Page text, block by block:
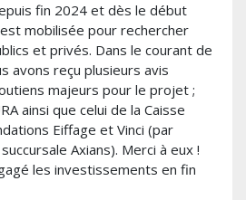
fin 2024 et dès le début
mobilisée pour rechercher
et privés. Dans le courant de
avons reçu plusieurs avis
majeurs pour le projet ;
ainsi que celui de la Caisse
Eiffage et Vinci (par
Axians). Merci à eux !
les investissements en fin